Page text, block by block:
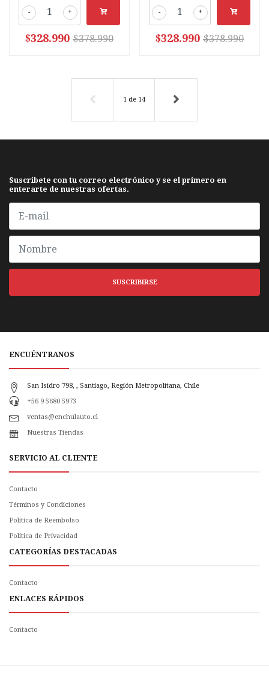
+
-
$328.990 $378.990
+
-
$328.990 $378.990
1 de 14
Suscribete con tu correo electrónico y se el primero en
enterarte de nuestras ofertas.
SUSCRIBIRSE
ENCUÉNTRANOS
San Isidro 798, , Santiago, Región Metropolitana, Chile
+56 9 5680 5973
ventas@enchulauto.cl
Nuestras Tiendas
SERVICIO AL CLIENTE
Contacto
Términos y Condiciones
Política de Reembolso
Politica de Privacidad
CATEGORÍAS DESTACADAS
Contacto
ENLACES RÁPIDOS
Contacto